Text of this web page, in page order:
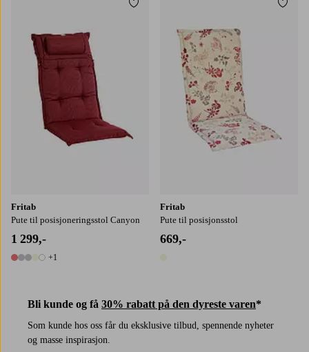
Fritab
Pute til posisjoneringsstol Canyon
1 299,-
6 farger
+1
Legg til favoritter
Bli kunde og få 30% rabatt på den dyreste varen*
Som kunde hos oss får du eksklusive tilbud, spennende nyheter
og masse inspirasjon.
Fritab
Pute til posisjonsstol
669,-